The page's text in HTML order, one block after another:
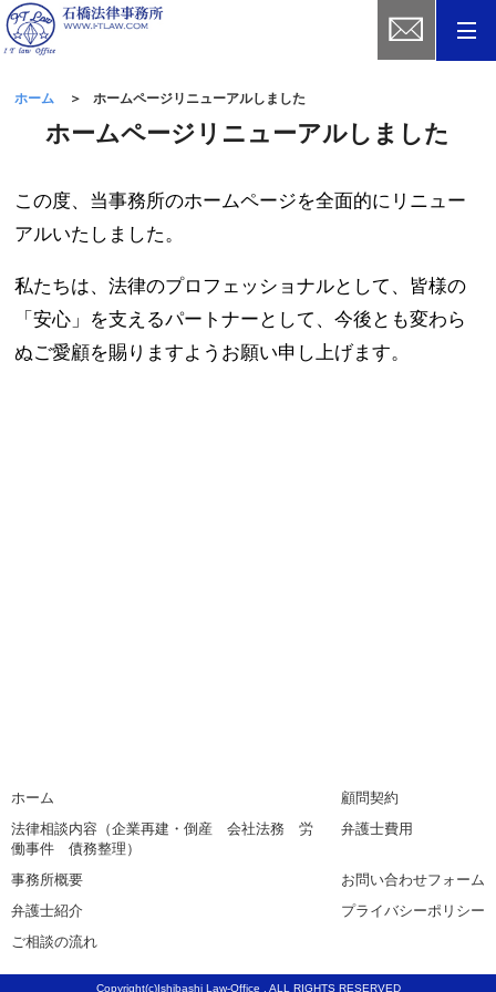
ホーム ホームページリニューアルしました
ホームページリニューアルしました
この度、当事務所のホームページを全面的にリニュー
アルいたしました。
私たちは、法律のプロフェッショナルとして、皆様の
「安心」を支えるパートナーとして、今後とも変わら
ぬご愛顧を賜りますようお願い申し上げます。
ホーム
法律相談内容（企業再建・倒産 会社法務 労
働事件 債務整理）
事務所概要
弁護士紹介
ご相談の流れ
顧問契約
弁護士費用
お問い合わせフォーム
プライバシーポリシー
Copyright(c)Ishibashi Law-Office . ALL RIGHTS RESERVED